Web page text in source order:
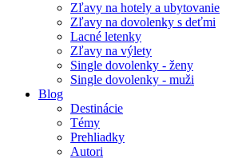
Zľavy na hotely a ubytovanie
Zľavy na dovolenky s deťmi
Lacné letenky
Zľavy na výlety
Single dovolenky - ženy
Single dovolenky - muži
Blog
Destinácie
Témy
Prehliadky
Autori